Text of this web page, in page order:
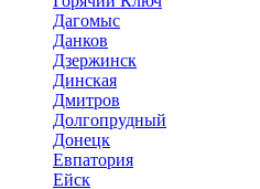
Дагомыс
Данков
Дзержинск
Динская
Дмитров
Долгопрудный
Донецк
Евпатория
Ейск